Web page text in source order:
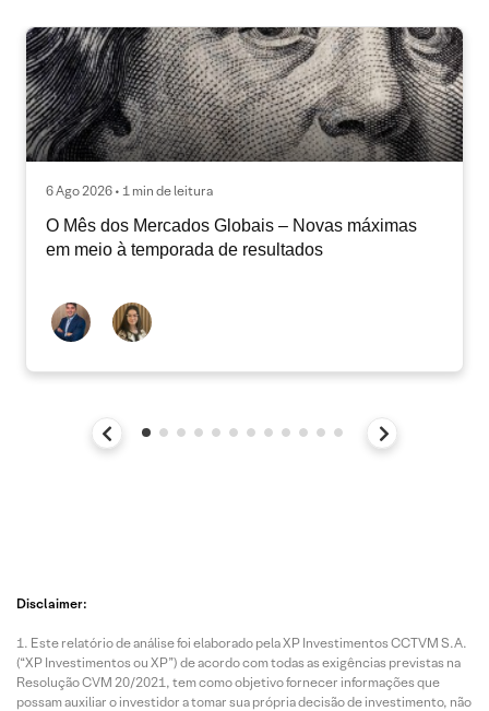
6 Ago 2026 • 1 min de leitura
O Mês dos Mercados Globais – Novas máximas
em meio à temporada de resultados
Disclaimer:
Este relatório de análise foi elaborado pela XP Investimentos CCTVM S.A.
(“XP Investimentos ou XP”) de acordo com todas as exigências previstas na
Resolução CVM 20/2021, tem como objetivo fornecer informações que
possam auxiliar o investidor a tomar sua própria decisão de investimento, não